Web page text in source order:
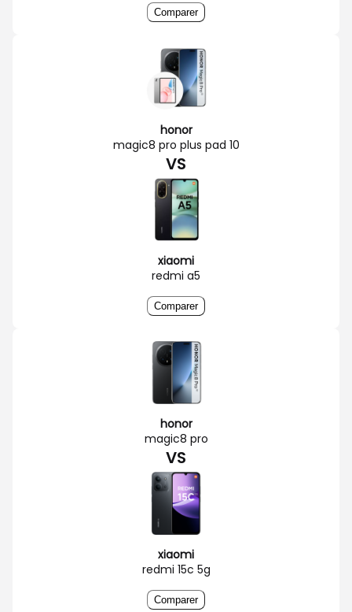
Comparer
honor
magic8 pro plus pad 10
VS
xiaomi
redmi a5
Comparer
honor
magic8 pro
VS
xiaomi
redmi 15c 5g
Comparer